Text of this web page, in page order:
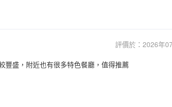
評價於：2026年
豐盛，附近也有很多特色餐廳，值得推薦